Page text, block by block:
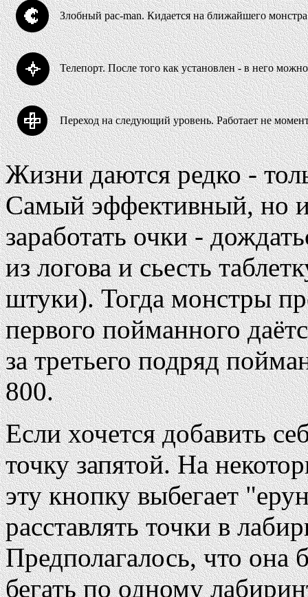
Злобный pac-man. Кидается на ближайшего
Телепорт. После того как установлен - в него
Переход на следующий уровень. Работает не
Жизни даются редко -
Самый эффективный, но
заработать очки -
из логова и сьесть
штуки). Тогда монстры
первого пойманного
за третьего подряд
800.
Если хочется добавить
точку запятой. На
эту кнопку выбегает
расставлять точки в
Предполагалось, что она
бегать по одному